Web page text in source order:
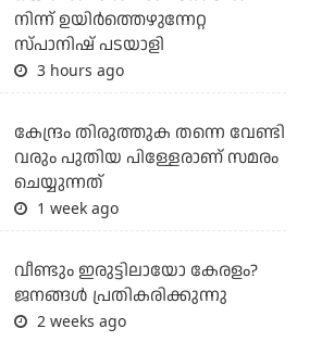
നിന്ന് ഉയിർത്തെഴുന്നേറ്റ
സ്പാനിഷ് പടയാളി
3 hours ago
കേന്ദ്രം തിരുത്തുക തന്നെ വേണ്ടി
വരും പുതിയ പിള്ളേരാണ് സമരം
ചെയ്യുന്നത്
1 week ago
വീണ്ടും ഇരുട്ടിലായോ കേരളം?
ജനങ്ങൾ പ്രതികരിക്കുന്നു
2 weeks ago